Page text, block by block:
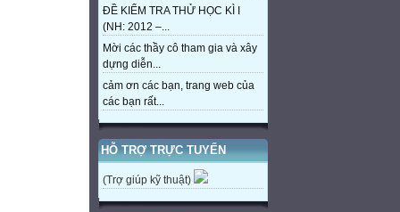
ĐỀ KIỂM TRA THỬ HỌC KÌ I
(NH: 2012 –...
Mời các thầy cô tham gia và xây
dựng diễn...
cảm ơn các bạn, trang web của
các bạn rất...
HỖ TRỢ TRỰC TUYẾN
(Trợ giúp kỹ thuật)